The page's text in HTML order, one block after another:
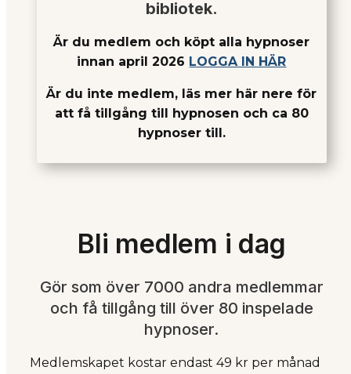
bibliotek.
Är du medlem och köpt alla hypnoser
innan april 2026 LOGGA IN HÄR
Är du inte medlem, läs mer här nere för
att få tillgång till hypnosen och ca 80
hypnoser till.
Bli medlem i dag
Gör som över 7000 andra medlemmar
och få tillgång till över 80 inspelade
hypnoser.
Medlemskapet kostar endast 49 kr per månad